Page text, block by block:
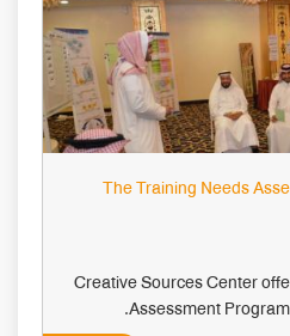
The Training Needs
Creative Sources Center
Assessment